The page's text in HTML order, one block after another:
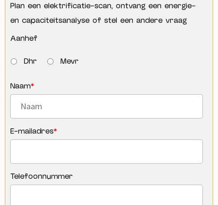
Plan een elektrificatie-scan, ontvang een energie-
en capaciteitsanalyse of stel een andere vraag
Aanhef
Dhr Mevr
Naam*
E-mailadres*
Telefoonnummer